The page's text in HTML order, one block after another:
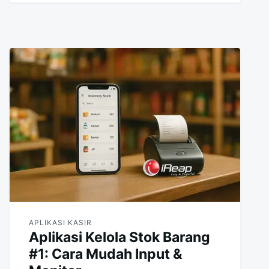
APLIKASI KASIR
Aplikasi Kelola Stok Barang
#1: Cara Mudah Input &